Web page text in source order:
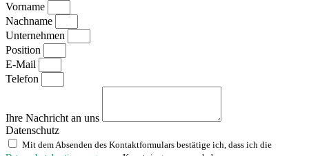
Vorname
Nachname
Unternehmen
Position
E-Mail
Telefon
Ihre Nachricht an uns
Datenschutz
Mit dem Absenden des Kontaktformulars bestätige ich, dass ich die